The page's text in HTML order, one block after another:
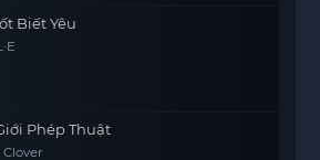
Biết Yêu
Phép Thuật